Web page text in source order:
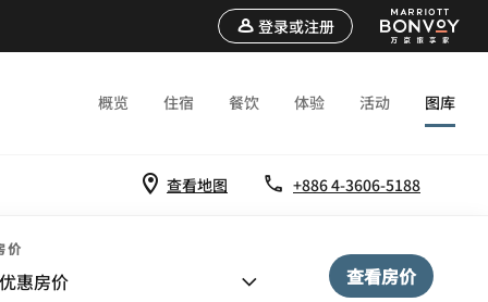
登录或注册
概览 住宿 餐饮 体验 活动 图库
查看地图 +886 4-3606-5188
价
惠房价 查看房价